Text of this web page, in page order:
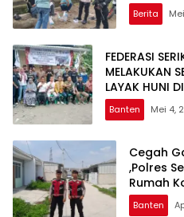
Berita
FEDERASI
MELAKUKAN
LAYAK HUNI
CIKANDE
Banten Mei 4,
Cegah
,Polres
Rumah
Banten